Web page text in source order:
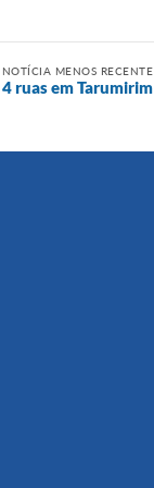
NOTÍCIA MENOS RECENTE
ruas em Tarumirim